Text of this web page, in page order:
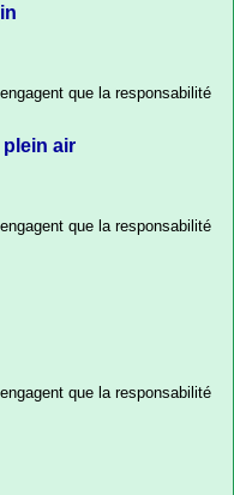
que la responsabilité
plein air
que la responsabilité
que la responsabilité